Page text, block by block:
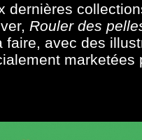
dernières
Rouler des
faire, avec des
marketées